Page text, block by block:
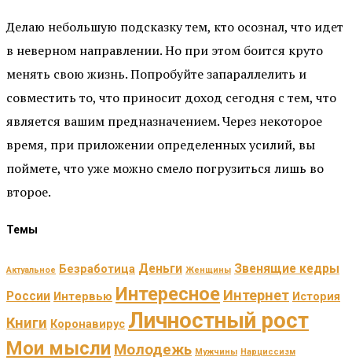
Делаю небольшую подсказку тем, кто осознал, что идет
в неверном направлении. Но при этом боится круто
менять свою жизнь. Попробуйте запараллелить и
совместить то, что приносит доход сегодня с тем, что
является вашим предназначением. Через некоторое
время, при приложении определенных усилий, вы
поймете, что уже можно смело погрузиться лишь во
второе.
Темы
Актуальное Безработица Деньги Женщины Звенящие кедры
России Интервью Интересное Интернет История
Книги Коронавирус Личностный рост
Мои мысли Молодежь Мужчины Нарциссизм